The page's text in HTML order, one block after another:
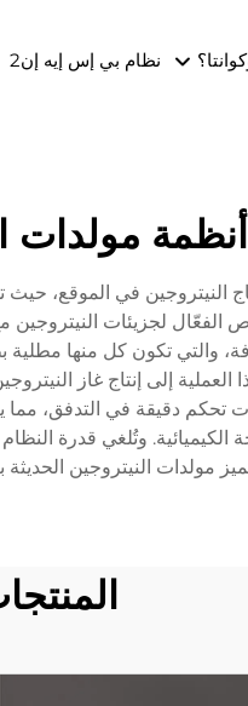
نظام بي إس إيه إن2
أنظمة مولدات
لجزيئات
والتي تكون كل منها
تحكم دقيقة في التدفق،
الكيميائية. وتُلغي
النيتروجين الحديثة